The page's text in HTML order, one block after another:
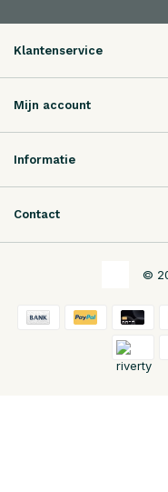
Klantenservice
Mijn account
Informatie
Contact
©